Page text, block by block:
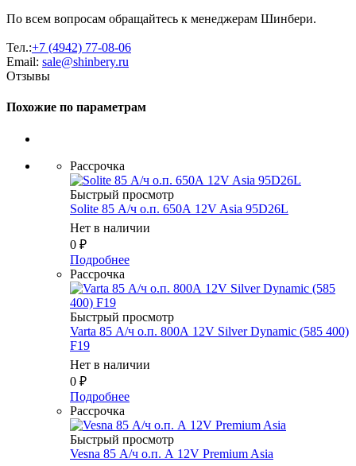
По всем вопросам обращайтесь к менеджерам Шинбери.
Тел.:+7 (4942) 77-08-06
Email: sale@shinbery.ru
Отзывы
Похожие по параметрам
Рассрочка
Быстрый просмотр
Solite 85 А/ч о.п. 650А 12V Asia 95D26L
Нет в наличии
0 ₽
Подробнее
Рассрочка
Быстрый просмотр
Varta 85 А/ч о.п. 800А 12V Silver Dynamic (585 400)
F19
Нет в наличии
0 ₽
Подробнее
Рассрочка
Быстрый просмотр
Vesna 85 А/ч о.п. А 12V Premium Asia